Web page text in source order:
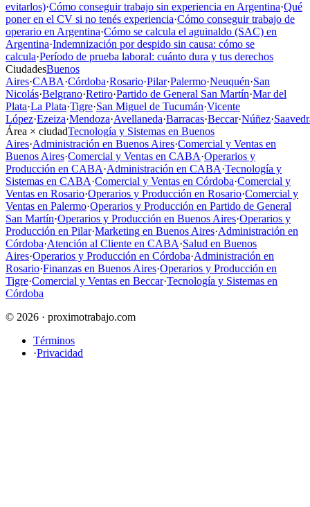
evitarlos)·Cómo conseguir trabajo sin experiencia en Argentina·Qué
poner en el CV si no tenés experiencia·Cómo conseguir trabajo de
operario en Argentina·Cómo se calcula el aguinaldo (SAC) en
Argentina·Indemnización por despido sin causa: cómo se
calcula·Período de prueba laboral: cuánto dura y tus derechos
CiudadesBuenos
Aires·CABA·Córdoba·Rosario·Pilar·Palermo·Neuquén·San
Nicolás·Belgrano·Retiro·Partido de General San Martín·Mar del
Plata·La Plata·Tigre·San Miguel de Tucumán·Vicente
López·Ezeiza·Mendoza·Avellaneda·Barracas·Beccar·Núñez·
Área × ciudadTecnología y Sistemas en Buenos
Aires·Administración en Buenos Aires·Comercial y Ventas en
Buenos Aires·Comercial y Ventas en CABA·Operarios y
Producción en CABA·Administración en CABA·Tecnología y
Sistemas en CABA·Comercial y Ventas en Córdoba·Comercial y
Ventas en Rosario·Operarios y Producción en Rosario·Comercial y
Ventas en Palermo·Operarios y Producción en Partido de General
San Martín·Operarios y Producción en Buenos Aires·Operarios y
Producción en Pilar·Marketing en Buenos Aires·Administración en
Córdoba·Atención al Cliente en CABA·Salud en Buenos
Aires·Operarios y Producción en Córdoba·Administración en
Rosario·Finanzas en Buenos Aires·Operarios y Producción en
Tigre·Comercial y Ventas en Beccar·Tecnología y Sistemas en
Córdoba
© 2026 · proximotrabajo.com
Términos
·Privacidad